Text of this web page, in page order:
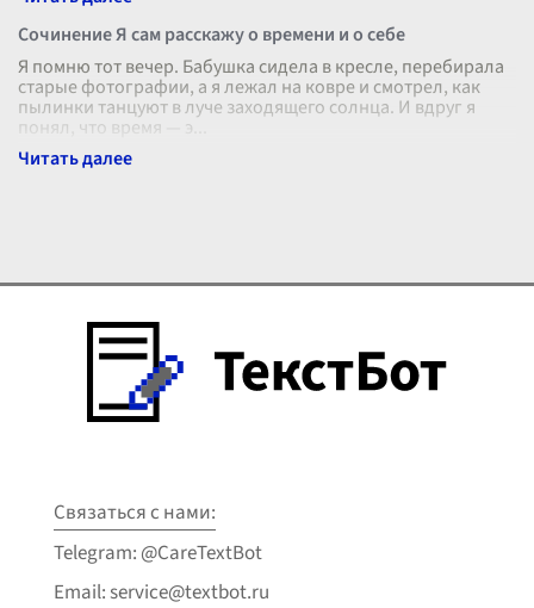
Сочинение Я сам расскажу о времени и о себе
Я помню тот вечер. Бабушка сидела в кресле, перебирала
старые фотографии, а я лежал на ковре и смотрел, как
пылинки танцуют в луче заходящего солнца. И вдруг я
понял, что время — э
Связаться с нами:
Telegram: @CareTextBot
Email: service@textbot.ru